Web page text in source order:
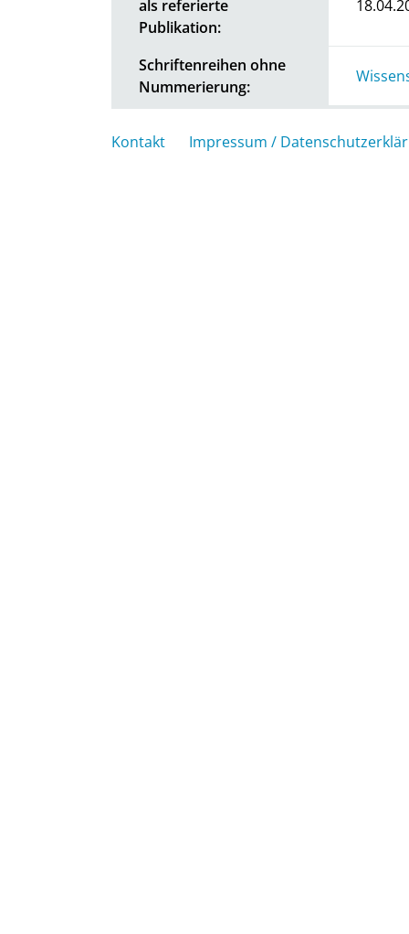
als referierte
Publikation:
Schriftenreihen ohne
Nummerierung:
Kontakt Impressum /